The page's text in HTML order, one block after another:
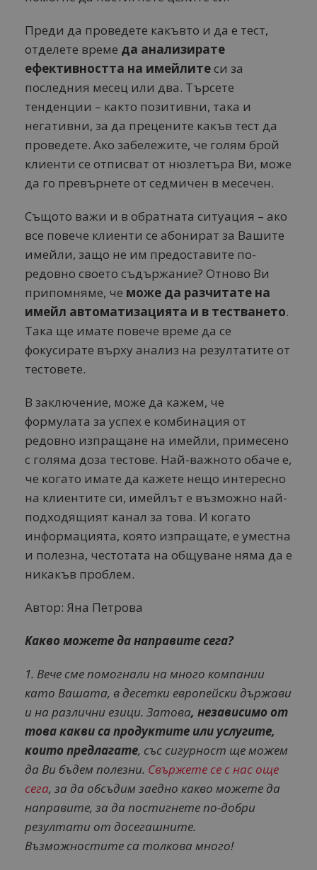
Преди да проведете какъвто и да е тест,
отделете време да анализирате
ефективността на имейлитеси за
последния месец или два. Търсете
тенденции – както позитивни, така и
негативни, за да прецените какъв тест да
проведете. Ако забележите, че голям брой
клиенти се отписват от нюзлетъра Ви, може
да го превърнете от седмичен в месечен.
Същото важи и в обратната ситуация – ако
все повече клиенти се абонират за Вашите
имейли, защо не им предоставите по-
редовно своето съдържание? Отново Ви
припомняме, че може да разчитате на
имейл автоматизацията и в тестването.
Така ще имате повече време да се
фокусирате върху анализ на резултатите от
тестовете.
В заключение, може да кажем, че
формулата за успех е комбинация от
редовно изпращане на имейли, примесено
с голяма доза тестове. Най-важното обаче е,
че когато имате да кажете нещо интересно
на клиентите си, имейлът е възможно най-
подходящият канал за това. И когато
информацията, която изпращате, е уместна
и полезна, честотата на общуване няма да е
никакъв проблем.
Автор: Яна Петрова
Какво можете да направите сега?
1. Вече сме помогнали на много компании
като Вашата, в десетки европейски държави
и на различни езици. Затова, независимо от
това какви са продуктите или услугите,
които предлагате, със сигурност ще можем
да Ви бъдем полезни. Свържете се с нас още
сега, за да обсъдим заедно какво можете да
направите, за да постигнете по-добри
резултати от досегашните.
Възможностите са толкова много!